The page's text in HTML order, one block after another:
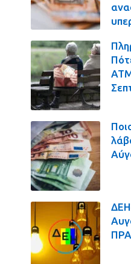
ΑΤΜ